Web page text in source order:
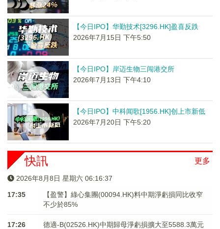
【今日IPO】华勤技术[3296.HK]盈喜反跌
2026年7月15日 下午5:50
【今日IPO】岸迈生物三闯港交所
2026年7月13日 下午4:10
【今日IPO】中科闻歌[1956.HK]创上市新低
2026年7月20日 下午5:20
更多
快訊
2026年8月8日 星期六 06:16:37
17:35
【盈警】綠心集團(00094.HK)料中期淨虧損同比收窄
不少於85%
17:26 德適-B(02526.HK)中期歸母淨虧損擴大至5588.3萬元